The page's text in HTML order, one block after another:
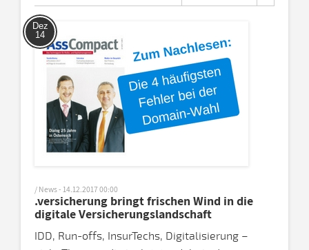
Dez
14
/ News - 14.12.2017 00:00
.versicherung bringt frischen Wind in die
digitale Versicherungslandschaft
IDD, Run-offs, InsurTechs, Digitalisierung –